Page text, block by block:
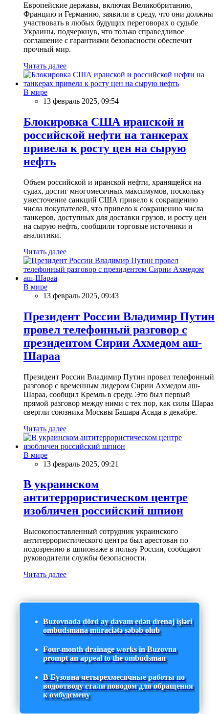
Европейские державы, включая Великобританию,
Францию и Германию, заявили в среду, что они должны
участвовать в любых будущих переговорах о судьбе
Украины, подчеркнув, что только справедливое
соглашение с гарантиями безопасности обеспечит
прочный мир.
Читать далее
В мире
13 февраль 2025, 09:54
Блокировка США иранской и
российской нефти на танкерах
привела к росту цен на сырую
нефть
Объем российской и иранской нефти, хранящейся на
судах, достиг многомесячных максимумов, поскольку
ужесточение санкций США привело к сокращению
числа покупателей, что привело к сокращению числа
танкеров, доступных для доставки грузов, и росту цен
на сырую нефть, сообщили торговые источники и
аналитики.
Читать далее
В мире
13 февраль 2025, 09:43
Президент России Владимир Путин
провел телефонный разговор с
президентом Сирии Ахмедом аш-
Шараа
Президент России Владимир Путин провел телефонный
разговор с временным лидером Сирии Ахмедом аш-
Шараа, сообщил Кремль в среду. Это был первый
прямой разговор между ними с тех пор, как силы Шараа
свергли союзника Москвы Башара Асада в декабре.
Читать далее
В мире
13 февраль 2025, 09:21
В украинском
антитеррористическом центре
изобличен российский шпион
Высокопоставленный сотрудник украинского
антитеррористического центра был арестован по
подозрению в шпионаже в пользу России, сообщают
руководители службы безопасности.
Читать далее
Buzovnada dörd ay davam edən drenaj işləri
ombudsmana müraciətə səbəb olub
Four-month drainage works in Buzovna
prompt an appeal to the ombudsman
В Бузовна четырехмесячные работы по
водоотводу стали поводом для обращения
к омбудсмену